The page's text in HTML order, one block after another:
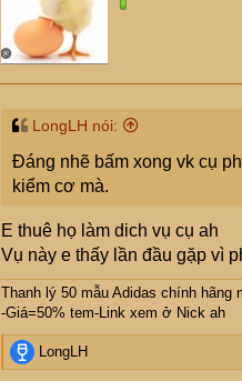
LongLH nói:
Đáng nhẽ bấm xong vk cụ
kiểm cơ mà.
E thuê họ làm dich vụ cụ ah
Vụ này e thấy lần đầu gặp vì
Thanh lý 50 mẫu Adidas chính hãng
-Giá=50% tem-Link xem ở Nick ah
R
e
LongLH